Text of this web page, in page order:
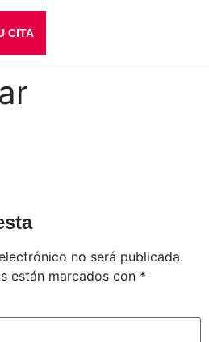
CITA
no será publicada.
están marcados con *